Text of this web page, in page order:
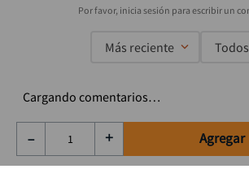
＋
－ Agregar
Más reciente Todos
Cargando comentarios…